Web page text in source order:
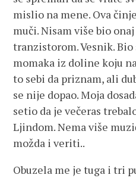
mislio na mene. Ova
muči. Nisam više bio
tranzistorom. Vesnik. Bio
momaka iz doline koju
to sebi da priznam, ali
se nije dopao. Moja
setio da je večeras
Ljindom. Nema više
možda i veriti..
Obuzela me je tuga i tri